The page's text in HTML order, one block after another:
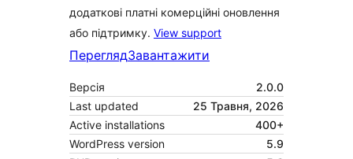
додаткові платні комерційні оновлення
або підтримку. View support
ПереглядЗавантажити
Версія
2.0.0
Last updated
25 Травня, 2026
Active installations
400+
WordPress version
5.9